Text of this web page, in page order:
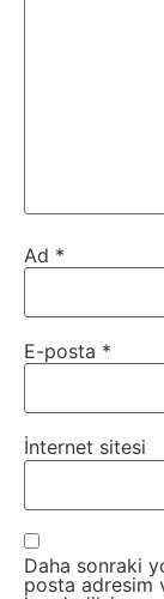
Ad *
E-posta *
İnternet sitesi
Daha sonraki
posta adresim